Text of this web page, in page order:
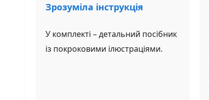
Зрозуміла інструкція
У комплекті – детальний посібник
із покроковими ілюстраціями.